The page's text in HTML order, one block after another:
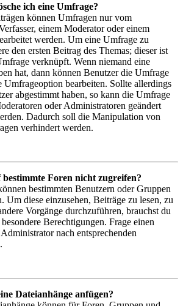
ich eine Umfrage?
können Umfragen nur vom
einem Moderator oder einem
werden. Um eine Umfrage zu
den ersten Beitrag des Themas; dieser ist
verknüpft. Wenn niemand eine
hat, dann können Benutzer die Umfrage
Umfrageoption bearbeiten. Sollte allerdings
abgestimmt haben, so kann die Umfrage
oder Administratoren geändert
Dadurch soll die Manipulation von
verhindert werden.
Foren nicht zugreifen?
bestimmten Benutzern oder Gruppen
Um diese einzusehen, Beiträge zu lesen, zu
Vorgänge durchzuführen, brauchst du
Berechtigungen. Frage einen
nach entsprechenden
Dateianhänge anfügen?